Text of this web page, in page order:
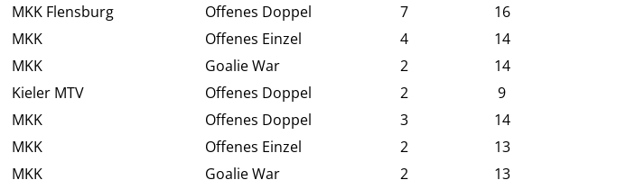
MKK Flensburg Offenes Doppel 7
16
MKK Offenes Einzel 4
14
MKK Goalie War 2
14
Kieler MTV Offenes Doppel 2
9
MKK Offenes Doppel 3
14
MKK Offenes Einzel 2
13
MKK Goalie War 2
13